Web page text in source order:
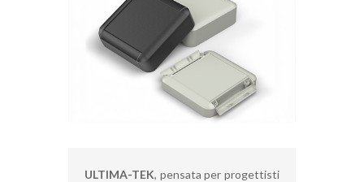
ULTIMA-TEK, pensata per progettisti